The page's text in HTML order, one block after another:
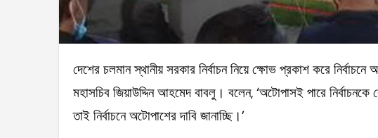
দেশের চলমান স্থানীয় সরকার নির্বাচন নিয়ে ক্ষোভ প্রকাশ করে নির্বাচনে অটোপাসের দাবি জানিয়েছেন জাতীয় পার্টির
মহাসচিব জিয়াউদ্দিন আহমেদ বাবলু। বলেন, ‘অটোপাসই পারে
তাই নির্বাচনে অটোপাশের দাবি জানাচ্ছি।’